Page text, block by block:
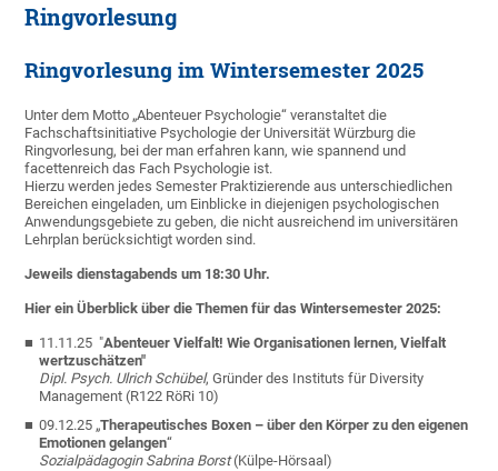
Ringvorlesung
Ringvorlesung im Wintersemester 2025
Unter dem Motto „Abenteuer Psychologie“ veranstaltet die
Fachschaftsinitiative Psychologie der Universität Würzburg die
Ringvorlesung, bei der man erfahren kann, wie spannend und
facettenreich das Fach Psychologie ist.
Hierzu werden jedes Semester Praktizierende aus unterschiedlichen
Bereichen eingeladen, um Einblicke in diejenigen psychologischen
Anwendungsgebiete zu geben, die nicht ausreichend im universitären
Lehrplan berücksichtigt worden sind.
Jeweilsdienstagabends um 18:30 Uhr.
Hier ein Überblick über die Themen für das Wintersemester 2025:
11.11.25 "Abenteuer Vielfalt! Wie Organisationen lernen, Vielfalt
wertzuschätzen"
Dipl. Psych. Ulrich Schübel, Gründer des Instituts für Diversity
Management (R122 RöRi 10)
09.12.25„Therapeutisches Boxen – über den Körper zu den eigenen
Emotionen gelangen“
Sozialpädagogin Sabrina Borst(Külpe-Hörsaal)